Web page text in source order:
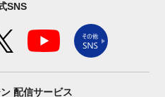
SNS
配信サービス